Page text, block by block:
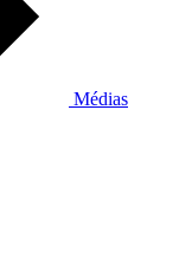
Médias